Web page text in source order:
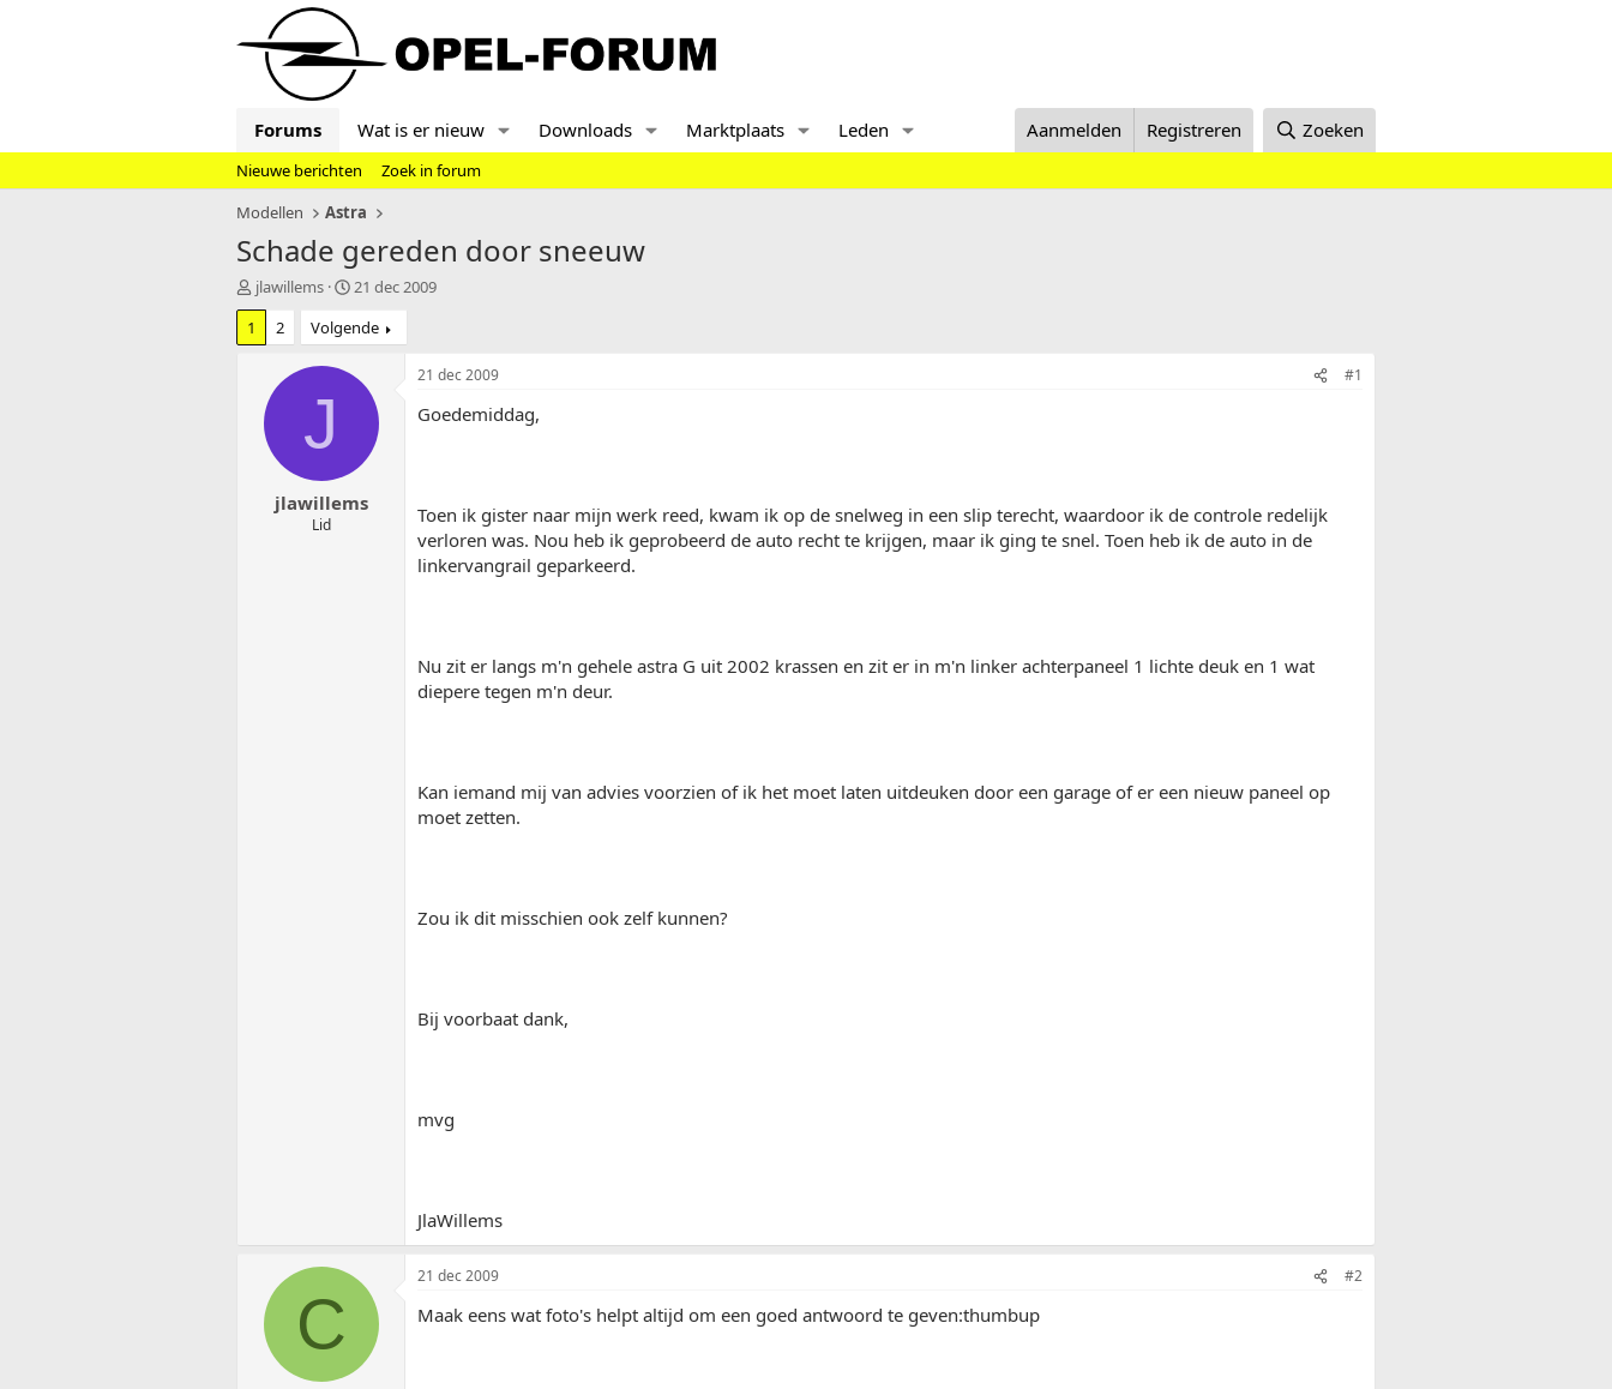
Forums Wat is er nieuw Downloads Marktplaats Leden Aanmelden Registreren Zoeken
Nieuwe berichten
Zoek in forum
Modellen
Astra
Schade gereden door sneeuw
T
o
i
jlawillems
S
a
r
t
21 dec 2009
1
2 Volgende
J
jlawillems
Lid
21 dec 2009 #1
Goedemiddag,
Toen ik gister naar mijn werk reed, kwam ik op de snelweg in een slip terecht, waardoor ik de controle redelijk
verloren was. Nou heb ik geprobeerd de auto recht te krijgen, maar ik ging te snel. Toen heb ik de auto in de
linkervangrail geparkeerd.
Nu zit er langs m'n gehele astra G uit 2002 krassen en zit er in m'n linker achterpaneel 1 lichte deuk en 1 wat
diepere tegen m'n deur.
Kan iemand mij van advies voorzien of ik het moet laten uitdeuken door een garage of er een nieuw paneel op
moet zetten.
Zou ik dit misschien ook zelf kunnen?
Bij voorbaat dank,
mvg
JlaWillems
C
21 dec 2009 #2
Maak eens wat foto's helpt altijd om een goed antwoord te geven:thumbup